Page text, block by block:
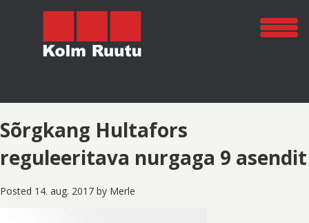
Sõrgkang Hultafors
reguleeritava nurgaga 9 asendit
Posted 14. aug. 2017 by Merle